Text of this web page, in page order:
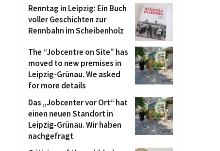
Renntag in Leipzig: Ein Buch
voller Geschichten zur
Rennbahn im Scheibenholz
The “Jobcentre on Site” has
moved to new premises in
Leipzig-Grünau. We asked
for more details
Das „Jobcenter vor Ort“ hat
einen neuen Standort in
Leipzig-Grünau. Wir haben
nachgefragt